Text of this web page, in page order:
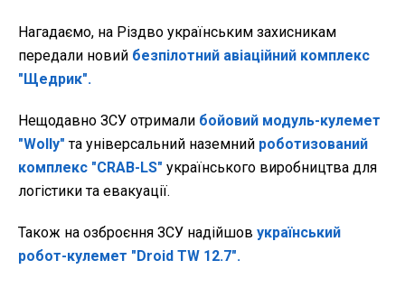
Нагадаємо, на Різдво українським захисникам
передали новий безпілотний авіаційний комплекс
"Щедрик".
Нещодавно ЗСУ отримали бойовий модуль-кулемет
"Wolly" та універсальний наземний роботизований
комплекс "CRAB-LS" українського виробництва для
логістики та евакуації.
Також на озброєння ЗСУ надійшов український
робот-кулемет "Droid TW 12.7".